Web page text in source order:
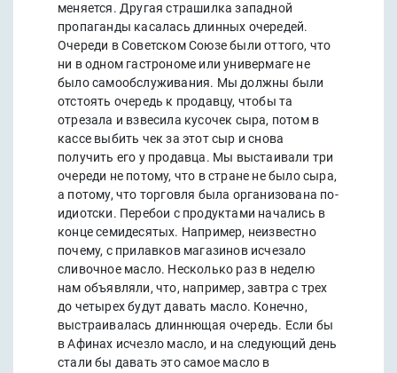
меняется. Другая страшилка западной
пропаганды касалась длинных очередей.
Очереди в Советском Союзе были оттого, что
ни в одном гастрономе или универмаге не
было самообслуживания. Мы должны были
отстоять очередь к продавцу, чтобы та
отрезала и взвесила кусочек сыра, потом в
кассе выбить чек за этот сыр и снова
получить его у продавца. Мы выстаивали три
очереди не потому, что в стране не было сыра,
а потому, что торговля была организована по-
идиотски. Перебои с продуктами начались в
конце семидесятых. Например, неизвестно
почему, с прилавков магазинов исчезало
сливочное масло. Несколько раз в неделю
нам объявляли, что, например, завтра с трех
до четырех будут давать масло. Конечно,
выстраивалась длиннющая очередь. Если бы
в Афинах исчезло масло, и на следующий день
стали бы давать это самое масло в